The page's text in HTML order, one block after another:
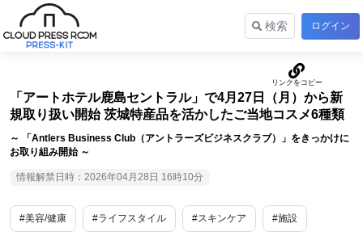
検索 ログイン
「アートホテル鹿島セントラル」で4月27日（月）から新
規取り扱い開始 茨城特産品を活かしたご当地コスメ6種類
～ 「Antlers Business Club（アントラーズビジネスクラブ）」をきっかけに
お取り組み開始 ～
情報解禁日時：2026年04月28日 16時10分
#美容/健康 #ライフスタイル #スキンケア #施設